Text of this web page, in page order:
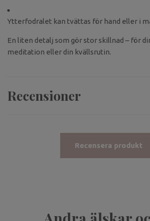
Ytterfodralet kan tvättas för hand eller i
En liten detalj som gör stor skillnad – för
meditation eller din kvällsrutin.
Recensioner
Recensera produkt